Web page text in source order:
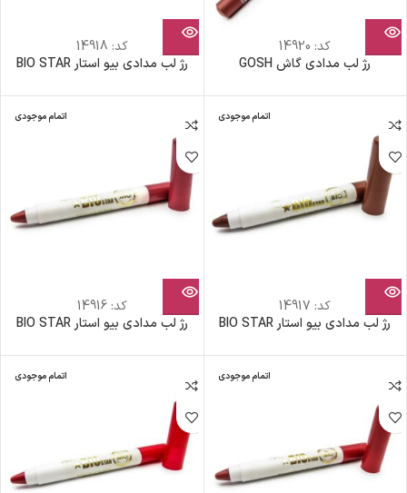
کد: 14920
رژ لب مدادی گاش GOSH
کد: 14918
رژ لب مدادی بیو استار BIO STAR
اتمام موجودی
کد: 14917
رژ لب مدادی بیو استار BIO STAR
اتمام موجودی
کد:14916
رژ لب مدادی بیو استار BIO STAR
اتمام موجودی اتمام موجودی